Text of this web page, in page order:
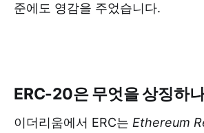
준에도 영감을 주었습니다.
ERC-20은 무엇을 상징하
이더리움에서 ERC는 Ethereum